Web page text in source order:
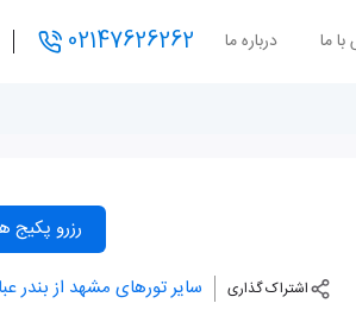
ما درباره ما 02147626262
رزرو پکیج
اشتراک گذاری سایر تورهای مشهد از بندر